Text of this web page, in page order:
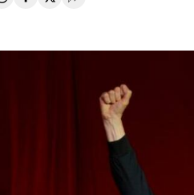
Compartir en Whatsapp
Compartir en Facebook
Compartir en Twitter
Desplegar Redes